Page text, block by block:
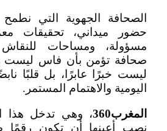
الصحافة الجهوية التي
حضور ميداني، تحقيقات
مسؤولة، ومساحات للنقاش
صحافة تؤمن بأن فاس ليست
ليست خبرًا عابرًا، بل قلبًا
اليومية والاهتمام المستمر.
المغرب360
، وهي تدخل هذا
نصب أعينها أن تكون رقمًا